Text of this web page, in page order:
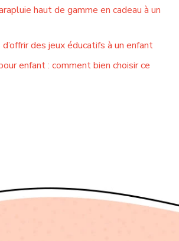
haut de gamme en cadeau à un
des jeux éducatifs à un enfant
enfant : comment bien choisir ce